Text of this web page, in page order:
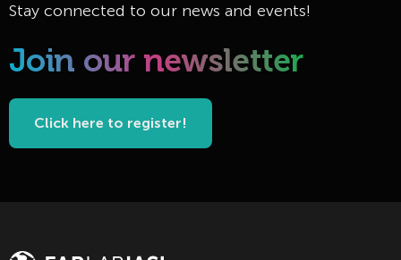
Stay connected to our news and events!
Join our newsletter
Click here to register!